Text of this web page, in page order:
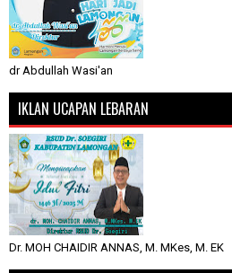
dr Abdullah Wasi'an
IKLAN UCAPAN LEBARAN
Dr. MOH CHAIDIR ANNAS, M. MKes, M. EK